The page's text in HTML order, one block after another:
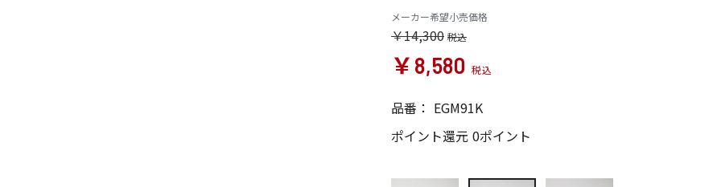
メーカー希望小売価格
￥14,300
￥8,580
品番： EGM91K
ポイント還元 0ポイント